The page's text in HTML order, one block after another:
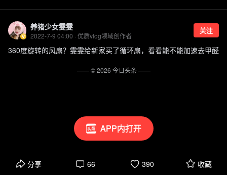
APP内打开
养猪少女雯雯
2022-7-9 04:00 · 优质vlog领域创作者
关注
360度旋转的风扇？雯雯给新家买了循环扇，看看能不能加速去甲醛
分享 66 390 收藏
—— ©2026 今日头条——